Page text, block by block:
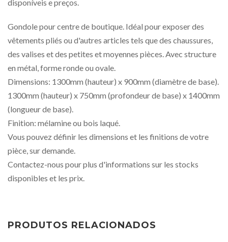
disponíveis e preços.
Gondole pour centre de boutique. Idéal pour exposer des
vêtements pliés ou d'autres articles tels que des chaussures,
des valises et des petites et moyennes pièces. Avec structure
en métal, forme ronde ou ovale.
Dimensions: 1300mm (hauteur) x 900mm (diamètre de base).
1300mm (hauteur) x 750mm (profondeur de base) x 1400mm
(longueur de base).
Finition: mélamine ou bois laqué.
Vous pouvez définir les dimensions et les finitions de votre
pièce, sur demande.
Contactez-nous pour plus d'informations sur les stocks
disponibles et les prix.
PRODUTOS RELACIONADOS